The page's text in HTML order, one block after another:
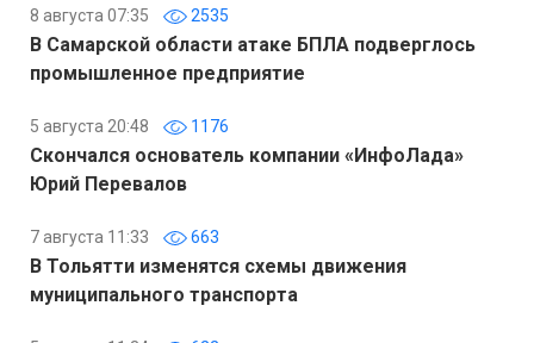
8 августа 07:35 2535
В Самарской области атаке БПЛА подверглось
промышленное предприятие
5 августа 20:48 1176
Скончался основатель компании «ИнфоЛада»
Юрий Перевалов
7 августа 11:33 663
В Тольятти изменятся схемы движения
муниципального транспорта